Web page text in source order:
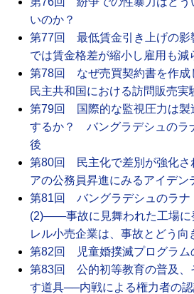
いのか？
第77回 最低賃金引き上げの影
では賃金格差が縮小し雇用も
第78回 なぜ売買契約書を作
民主共和国における訪問販売実
第79回 国際的な監視圧力は製
するか？ バングラデシュのラ
後
第80回 民主化で差別が強化
アの公務員昇進にみるアイデン
第81回 バングラデシュのラナ
(2)――事故に見舞われた工場に
レル小売企業は、事故とどう向
第82回 児童婚撲滅プログラム
第83回 公的初等教育の普及、
す道具──内戦による権力者の